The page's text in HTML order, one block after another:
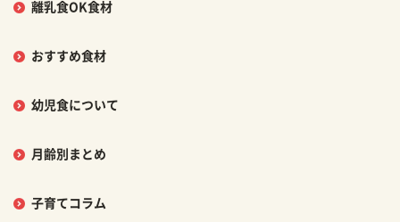
離乳食OK食材
おすすめ食材
幼児食について
月齢別まとめ
子育てコラム